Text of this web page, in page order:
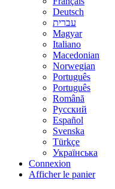
Deutsch
עברית
Magyar
Italiano
Macedonian
Norwegian
Português
Português
Română
Русский
Español
Svenska
Türkçe
Українська
Connexion
Afficher le panier